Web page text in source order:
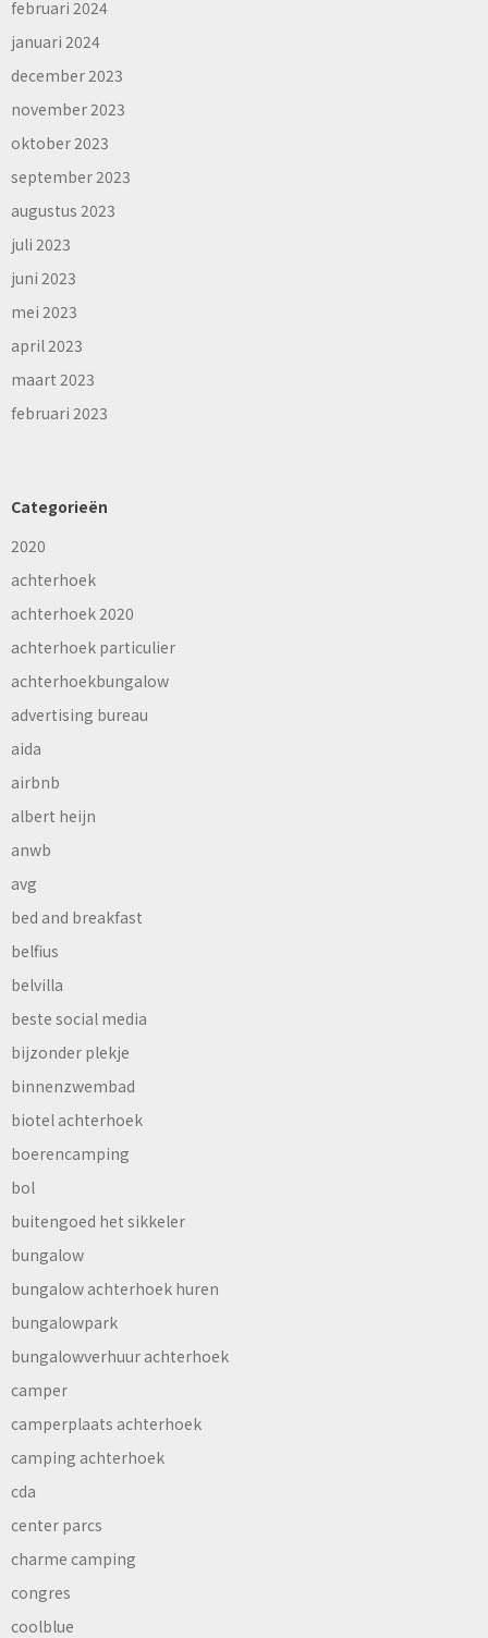
februari 2024
januari 2024
december 2023
november 2023
oktober 2023
september 2023
augustus 2023
juli 2023
juni 2023
mei 2023
april 2023
maart 2023
februari 2023
Categorieën
2020
achterhoek
achterhoek 2020
achterhoek particulier
achterhoekbungalow
advertising bureau
aida
airbnb
albert heijn
anwb
avg
bed and breakfast
belfius
belvilla
beste social media
bijzonder plekje
binnenzwembad
biotel achterhoek
boerencamping
bol
buitengoed het sikkeler
bungalow
bungalow achterhoek huren
bungalowpark
bungalowverhuur achterhoek
camper
camperplaats achterhoek
camping achterhoek
cda
center parcs
charme camping
congres
coolblue